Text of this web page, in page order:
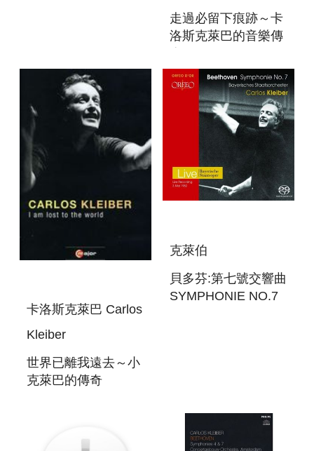
走過必留下痕跡～卡
洛斯克萊巴的音樂傳
CARLOS: TRACES
TO NOWHERE
卡洛斯克萊巴 Carlos
Kleiber
世界已離我遠去～小
克萊巴的傳奇
克萊伯
貝多芬:第七號交響曲
SYMPHONIE NO.7